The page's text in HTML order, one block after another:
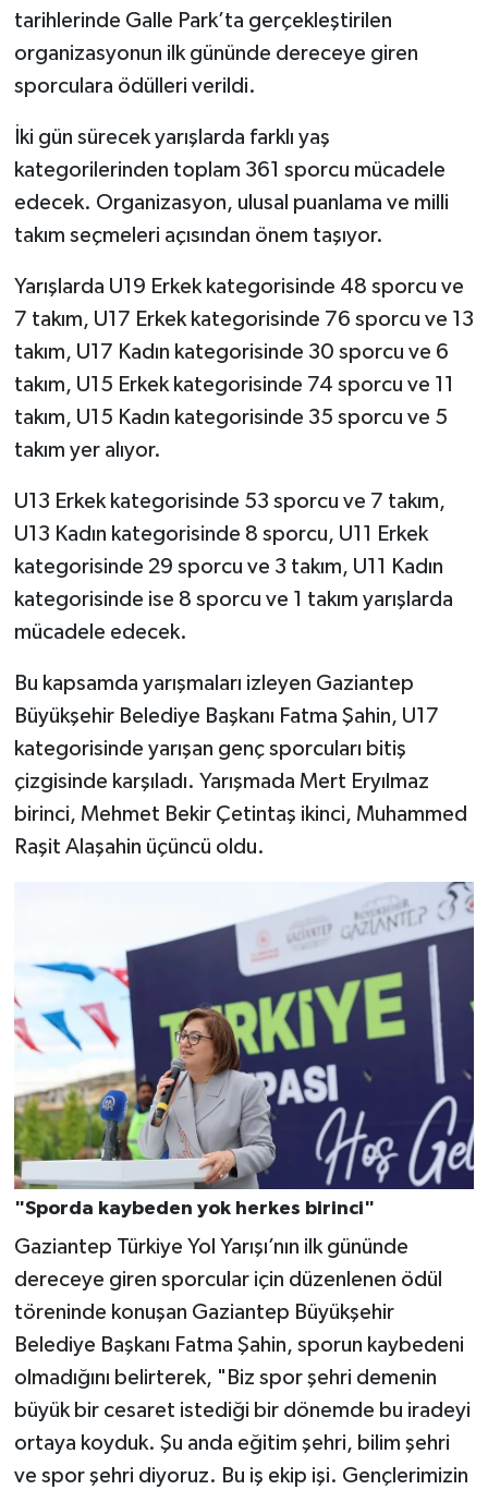
tarihlerinde Galle Park’ta gerçekleştirilen
organizasyonun ilk gününde dereceye giren
sporculara ödülleri verildi.
İki gün sürecek yarışlarda farklı yaş
kategorilerinden toplam 361 sporcu mücadele
edecek. Organizasyon, ulusal puanlama ve milli
takım seçmeleri açısından önem taşıyor.
Yarışlarda U19 Erkek kategorisinde 48 sporcu ve
7 takım, U17 Erkek kategorisinde 76 sporcu ve 13
takım, U17 Kadın kategorisinde 30 sporcu ve 6
takım, U15 Erkek kategorisinde 74 sporcu ve 11
takım, U15 Kadın kategorisinde 35 sporcu ve 5
takım yer alıyor.
U13 Erkek kategorisinde 53 sporcu ve 7 takım,
U13 Kadın kategorisinde 8 sporcu, U11 Erkek
kategorisinde 29 sporcu ve 3 takım, U11 Kadın
kategorisinde ise 8 sporcu ve 1 takım yarışlarda
mücadele edecek.
Bu kapsamda yarışmaları izleyen Gaziantep
Büyükşehir Belediye Başkanı Fatma Şahin, U17
kategorisinde yarışan genç sporcuları bitiş
çizgisinde karşıladı. Yarışmada Mert Eryılmaz
birinci, Mehmet Bekir Çetintaş ikinci, Muhammed
Raşit Alaşahin üçüncü oldu.
"Sporda kaybeden yok herkes birinci"
Gaziantep Türkiye Yol Yarışı’nın ilk gününde
dereceye giren sporcular için düzenlenen ödül
töreninde konuşan Gaziantep Büyükşehir
Belediye Başkanı Fatma Şahin, sporun kaybedeni
olmadığını belirterek, "Biz spor şehri demenin
büyük bir cesaret istediği bir dönemde bu iradeyi
ortaya koyduk. Şu anda eğitim şehri, bilim şehri
ve spor şehri diyoruz. Bu iş ekip işi. Gençlerimizin
Türkiye
Video Haber
Yaşam
Yeme-İçme
Yemek